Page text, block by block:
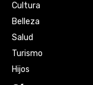
Cultura
Belleza
Salud
Turismo
Hijos